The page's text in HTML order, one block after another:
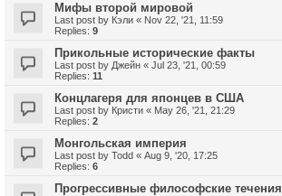
Мифы второй мировой
Last post by Кэли « Nov 22, '21, 11:59
Replies: 9
Прикольные исторические факты
Last post by Джейн « Jul 23, '21, 00:59
Replies: 11
Концлагеря для японцев в США
Last post by Кристи « May 26, '21, 21:29
Replies: 2
Монгольская империя
Last post by Todd « Aug 9, '20, 17:25
Replies: 6
Прогрессивные философские течения